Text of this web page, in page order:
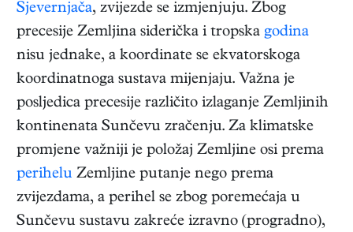
Sjevernjača, zvijezde se izmjenjuju. Zbog
precesije Zemljina siderička i tropska godina
nisu jednake, a koordinate se ekvatorskoga
koordinatnoga sustava mijenjaju. Važna je
posljedica precesije različito izlaganje Zemljinih
kontinenata Sunčevu zračenju. Za klimatske
promjene važniji je položaj Zemljine osi prema
perihelu Zemljine putanje nego prema
zvijezdama, a perihel se zbog poremećaja u
Sunčevu sustavu zakreće izravno (progradno),